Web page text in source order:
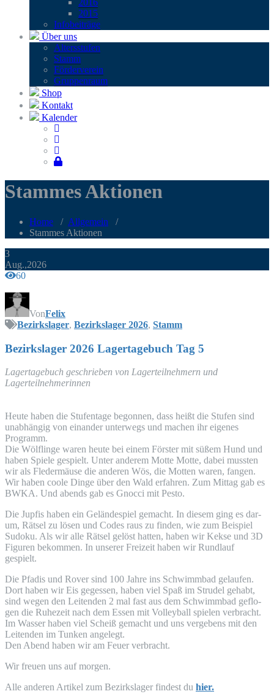
2016
2015
Infobei­trä­ge
Über uns
Alters­stu­fen
Stamm
För­der­ver­ein
Grup­pen­raum
Shop
Kontakt
Kalender
Stammes Aktionen
Home / Allgemein /
Stammes Aktionen
3
Aug.,2026
60
VonFelix
Bezirkslager, Bezirkslager 2026, Stamm
Bezirks­la­ger 2026 Lager­ta­ge­buch Tag 5
Lager­ta­ge­buch geschrie­ben von Lager­teil­neh­mern und
Lagerteilnehmerinnen
Heu­te haben die Stu­fen­ta­ge begon­nen, dass heißt die Stu­fen sind
unab­hän­gig von ein­an­der unter­wegs und machen ihr eige­nes
Programm.
Die Wöl­f­lin­ge waren heu­te bei einem Förs­ter mit süßem Hund und
haben Spie­le gespielt. Unter ande­rem Mot­te Mot­te, dabei muss­ten
wir als Fle­der­mäu­se die ande­ren Wös, die Mot­ten waren, fan­gen.
Wir haben coo­le Din­ge über den Wald erfah­ren. Zum Mit­tag gab es
BWKA. Und abends gab es Gnoc­ci mit Pesto.
Die Jup­fis haben ein Gelän­de­spiel gemacht. In die­sem ging es dar­
um, Rät­sel zu lösen und Codes raus zu fin­den, wie zum Bei­spiel
Sudo­ku. Als wir alle Rät­sel gelöst hat­ten, haben wir Kek­se und 3D
Figu­ren bekom­men. In unse­rer Frei­zeit haben wir Rund­lauf
gespielt.
Die Pfadis und Rover sind 100 Jah­re ins Schwimm­bad gelau­fen.
Dort haben wir Eis geges­sen, haben viel Spaß im Stru­del gehabt,
sind wegen den Lei­ten­den 2 mal fast aus dem Schwimm­bad geflo­
gen die Ruhe­zeit nach dem Essen mit Vol­ley­ball spie­len ver­bracht.
Im Was­ser haben viel Scheiß gemacht und uns ver­ge­bens mit den
Lei­ten­den im Tun­ken angelegt.
Den Abend haben wir am Feu­er verbracht.
Wir freu­en uns auf morgen.
Alle ande­ren Arti­kel zum Bezirks­la­ger fin­dest du hier.